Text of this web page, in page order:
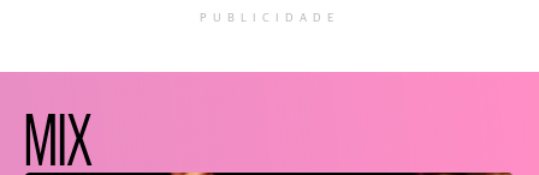
PUBLICIDADE
MIX